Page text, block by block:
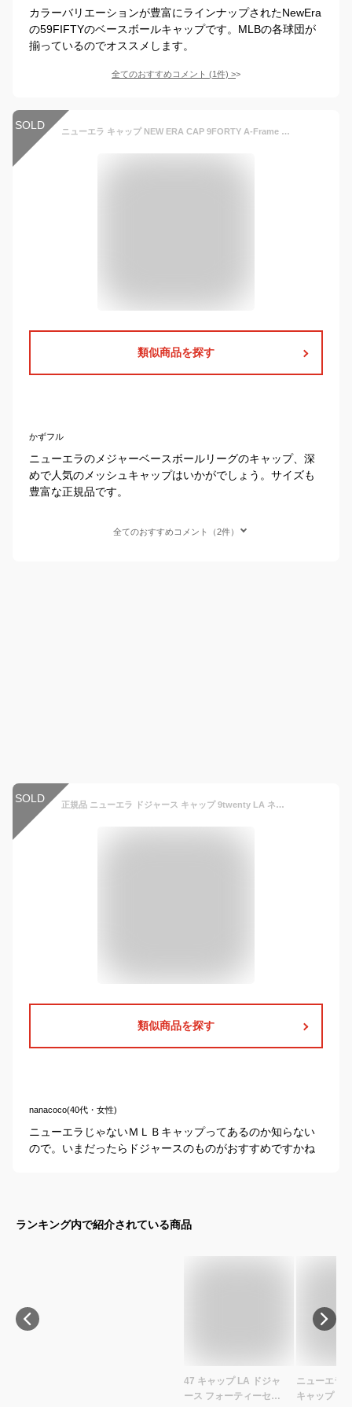
カラーバリエーションが豊富にラインナップされたNewEra
の59FIFTYのベースボールキャップです。MLBの各球団が
揃っているのでオススメします。
全てのおすすめコメント (1件) >
SOLD ニューエラ キャップ NEW ERA CAP 9FORTY A-Frame Trucker メッシュキャップ メンズ レディース 帽子 ヤンキース ドジャース Aフレーム MLB CAP 黒 ブランド 深め おしゃれ かっこいい 人気 春 夏 オールシーズン ニューエラー 大きい 小さい サイズ 正規品 ユニセックス
類似商品を探す
かずフル
ニューエラのメジャーベースボールリーグのキャップ、深
めで人気のメッシュキャップはいかがでしょう。サイズも
豊富な正規品です。
全てのおすすめコメント（2件）
SOLD 正規品 ニューエラ ドジャース キャップ 9twenty LA ネイビー NY メッツ タイガース エンジェルス パドレス レッドソックス ホワイトソックス クロスストラップ MLB NEW ERA 920 帽子 メンズ レディース ユニセックス 人気 25SS 秋冬
類似商品を探す
nanacoco(40代・女性)
ニューエラじゃないＭＬＢキャップってあるのか知らない
ので。いまだったらドジャースのものがおすすめですかね
ランキング内で紹介されている商品
47 キャップ LA ドジャ
ース フォーティーセブ
ニューエラ
キャップ